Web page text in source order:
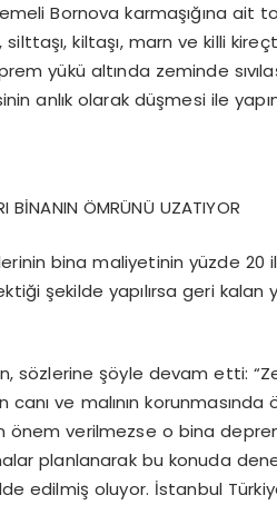
Bornova karmaşığına
silttaşı, kiltaşı, marn ve killi
yükü altında zeminde
anlık olarak düşmesi ile
BİNANIN ÖMRÜNÜ UZATIYOR
bina maliyetinin yüzde
şekilde yapılırsa geri kalan
sözlerine şöyle devam etti:
ve malının
önem verilmezse o bina
planlanarak bu konuda
edilmiş oluyor. İstanbul